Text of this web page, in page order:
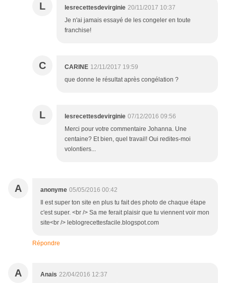
L lesrecettesdevirginie 20/11/2017 10:37
Je n'ai jamais essayé de les congeler en toute
franchise!
C CARINE 12/11/2017 19:59
que donne le résultat après congélation ?
L lesrecettesdevirginie 07/12/2016 09:56
Merci pour votre commentaire Johanna. Une
centaine? Et bien, quel travail! Oui redites-moi
volontiers...
A anonyme 05/05/2016 00:42
Il est super ton site en plus tu fait des photo de chaque étape
c'est super. <br /> Sa me ferait plaisir que tu viennent voir mon
site<br /> leblogrecettesfacile.blogspot.com
Répondre
A Anais 22/04/2016 12:37